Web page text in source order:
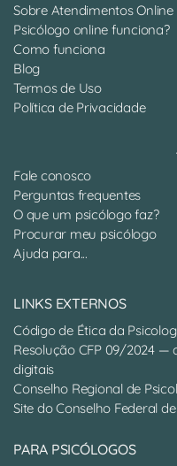
Sobre Atendimentos Online
Psicólogo online funciona?
Como funciona
Blog
Termos de Uso
Política de Privacidade
Fale conosco
Perguntas frequentes
O que um psicólogo faz?
Procurar meu psicólogo
Ajuda para...
LINKS EXTERNOS
Código de Ética da
Resolução CFP 09/2024
digitais
Conselho Regional de
Site do Conselho Federal
PARA PSICÓLOGOS